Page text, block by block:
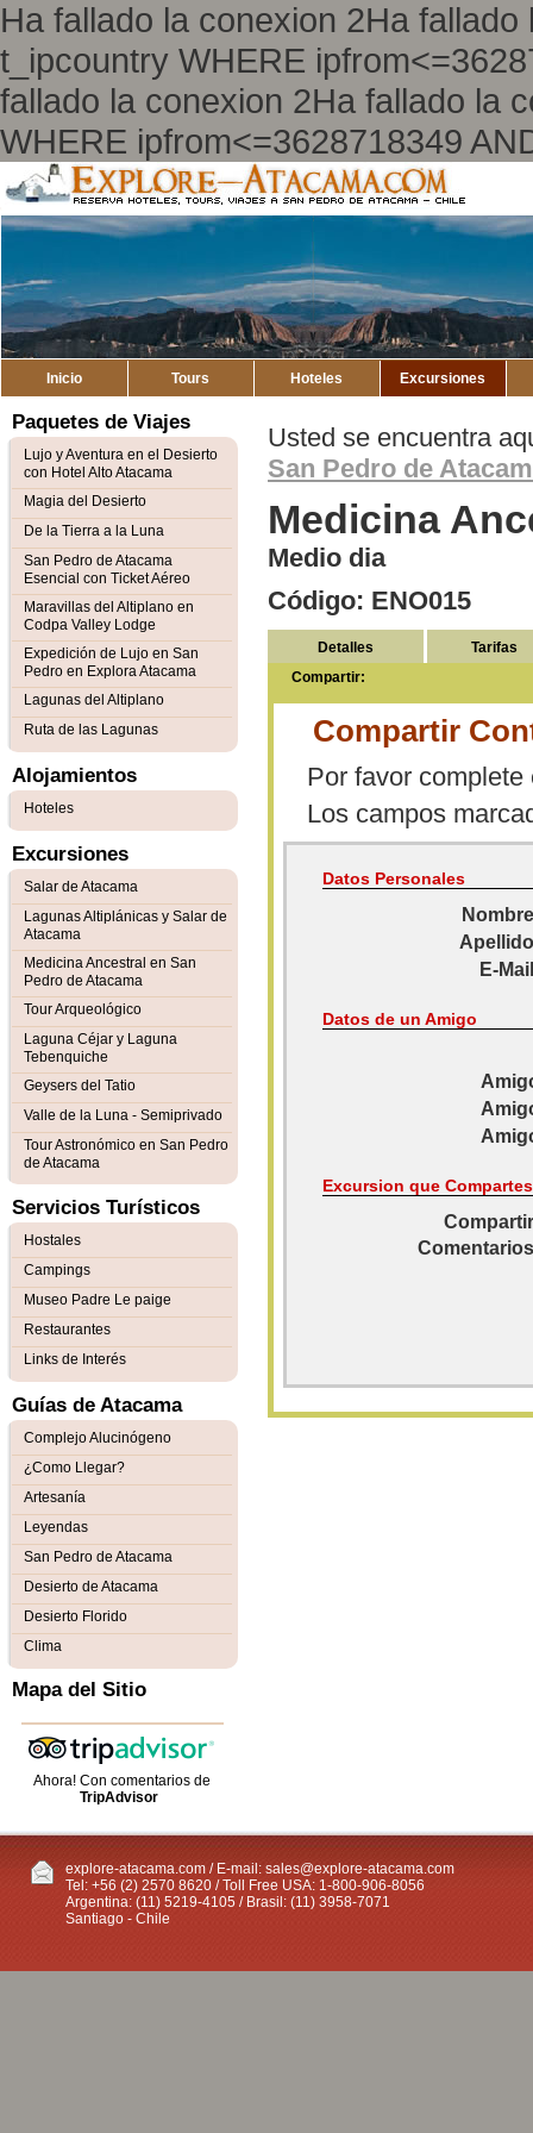
Ha fallado la conexion 2Ha
t_ipcountry WHERE
fallado la conexion 2Ha fallado la
WHERE ipfrom<=3628718349
Mapa del Sitio
Inicio Tours Hoteles Excursiones
Usted se encuentra
San Pedro de
Medicina
Medio dia
Código: ENO015
Detalles
Tarifas
Compartir:
Compartir
Por favor
Los campos
Datos Personales
E-
Datos de un Amigo
Excursion que Compartes
Paquetes de Viajes
Lujo y Aventura en el Desierto
con Hotel Alto Atacama
Magia del Desierto
De la Tierra a la Luna
San Pedro de Atacama
Esencial con Ticket Aéreo
Maravillas del Altiplano en
Codpa Valley Lodge
Expedición de Lujo en San
Pedro en Explora Atacama
Lagunas del Altiplano
Ruta de las Lagunas
Alojamientos
Hoteles
Excursiones
Salar de Atacama
Lagunas Altiplánicas y Salar de
Atacama
Medicina Ancestral en San
Pedro de Atacama
Tour Arqueológico
Laguna Céjar y Laguna
Tebenquiche
Geysers del Tatio
Valle de la Luna - Semiprivado
Tour Astronómico en San Pedro
de Atacama
Servicios Turísticos
Hostales
Campings
Museo Padre Le paige
Restaurantes
Links de Interés
Guías de Atacama
Complejo Alucinógeno
¿Como Llegar?
Artesanía
Leyendas
San Pedro de Atacama
Desierto de Atacama
Desierto Florido
Clima
Mapa del Sitio
Ahora! Con comentarios de
TripAdvisor
explore-atacama.com / E-mail: sales@explore-atacama.com
Tel: +56 (2) 2570 8620 / Toll Free USA: 1-800-906-8056
Argentina: (11) 5219-4105 / Brasil: (11) 3958-7071
Santiago - Chile